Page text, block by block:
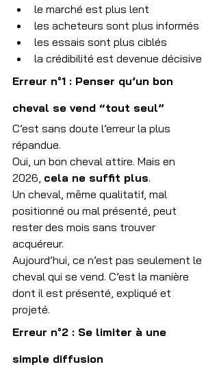
le marché est plus lent
les acheteurs sont plus informés
les essais sont plus ciblés
la crédibilité est devenue décisive
Erreur n°1 : Penser qu’un bon
cheval se vend “tout seul”
C’est sans doute l’erreur la plus
répandue.
Oui, un bon cheval attire. Mais en
2026, cela ne suffit plus.
Un cheval, même qualitatif, mal
positionné ou mal présenté, peut
rester des mois sans trouver
acquéreur.
Aujourd’hui, ce n’est pas seulement le
cheval qui se vend. C’est la manière
dont il est présenté, expliqué et
projeté.
Erreur n°2 : Se limiter à une
simple diffusion